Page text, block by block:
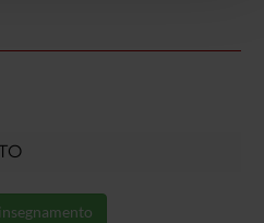
fornito loro o che hanno
loro servizi.